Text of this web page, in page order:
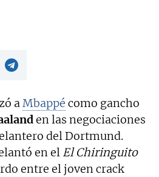
aMbappé como gancho
en las negociaciones
del Dortmund.
en el El Chiringuito
entre el joven crack